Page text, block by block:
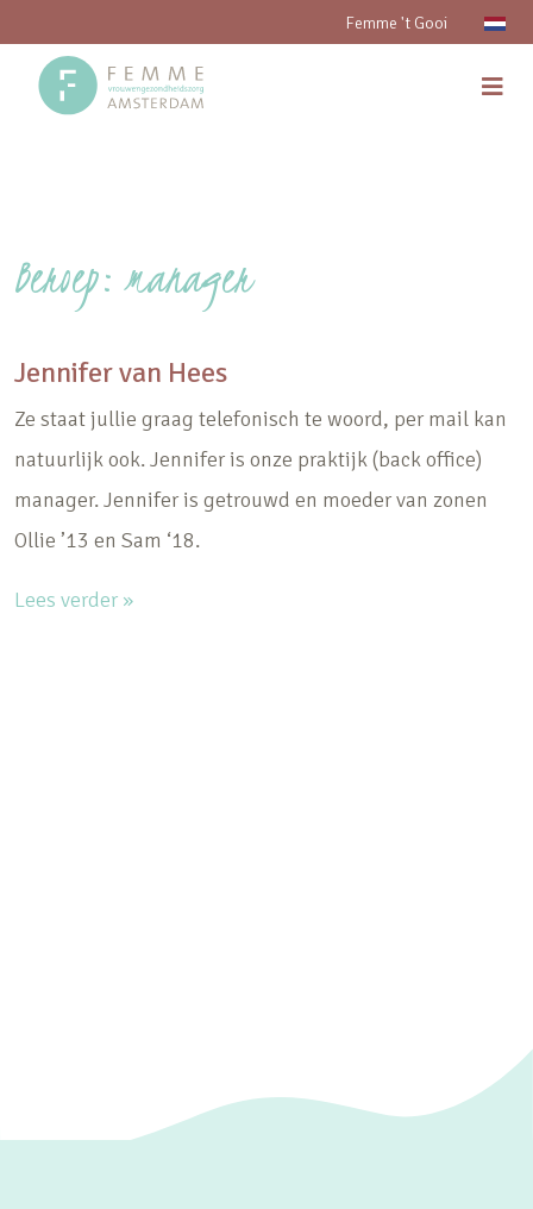
Femme 't Gooi
Beroep:manager
Jennifer van Hees
Ze staat jullie graag telefonisch te woord, per mail kan
natuurlijk ook. Jennifer is onze praktijk (back office)
manager. Jennifer is getrouwd en moeder van zonen
Ollie ’13 en Sam ‘18.
Lees verder »